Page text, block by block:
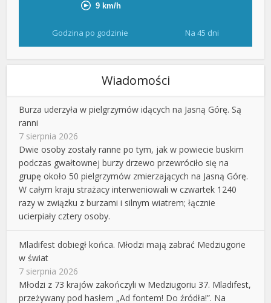
Godzina po godzinie Na 45 dni
Wiadomości
Burza uderzyła w pielgrzymów idących na Jasną Górę. Są
ranni
7 sierpnia 2026
Dwie osoby zostały ranne po tym, jak w powiecie buskim
podczas gwałtownej burzy drzewo przewróciło się na
grupę około 50 pielgrzymów zmierzających na Jasną Górę.
W całym kraju strażacy interweniowali w czwartek 1240
razy w związku z burzami i silnym wiatrem; łącznie
ucierpiały cztery osoby.
Mladifest dobiegł końca. Młodzi mają zabrać Medziugorie
w świat
7 sierpnia 2026
Młodzi z 73 krajów zakończyli w Medziugoriu 37. Mladifest,
przeżywany pod hasłem „Ad fontem! Do źródła!”. Na